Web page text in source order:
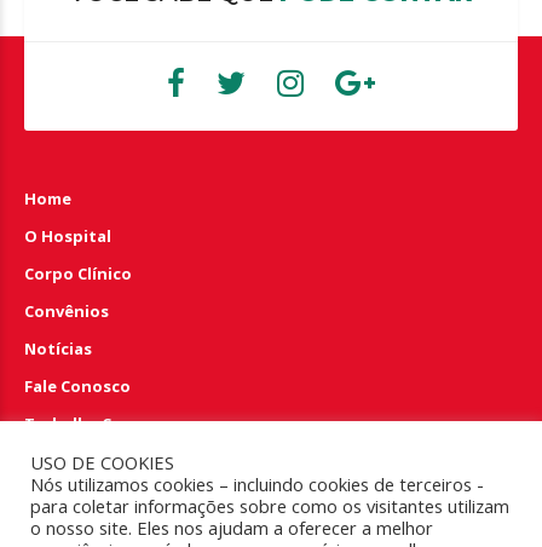
Home
O Hospital
Corpo Clínico
Convênios
Notícias
Fale Conosco
Trabalhe Conosco
Perguntas e Respostas
EMERGÊNCIA 24HS
USO DE COOKIES
Nós utilizamos cookies – incluindo cookies de terceiros -
para coletar informações sobre como os visitantes utilizam
o nosso site. Eles nos ajudam a oferecer a melhor